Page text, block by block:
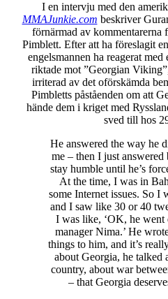
I en intervju med den
MMAJunkie.com beskriver
förnärmad av kommentarerna
Pimblett. Efter att ha föreslagit
engelsmannen ha reagerat
riktade mot ”Georgian
irriterad av det oförskämda
Pimbletts påståenden om att
hände dem i kriget med
sved till hos
He answered the way he
me – then I just
stay humble until he’s
At the time, I was in
some Internet issues. So I
and I saw like 30 or 40
I was like, ‘OK, he went
manager Nima.’ He
things to him, and it’s
about Georgia, he talked
country, about war
– that Georgia